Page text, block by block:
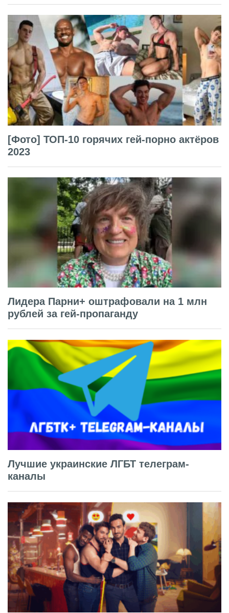
[Фото] ТОП-10 горячих гей-порно актёров
2023
Лидера Парни+ оштрафовали на 1 млн
рублей за гей-пропаганду
Лучшие украинские ЛГБТ телеграм-
каналы